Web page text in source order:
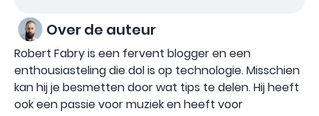
Over de auteur
Robert Fabry is een fervent blogger en een
enthousiasteling die dol is op technologie. Misschien
kan hij je besmetten door wat tips te delen. Hij heeft
ook een passie voor muziek en heeft voor